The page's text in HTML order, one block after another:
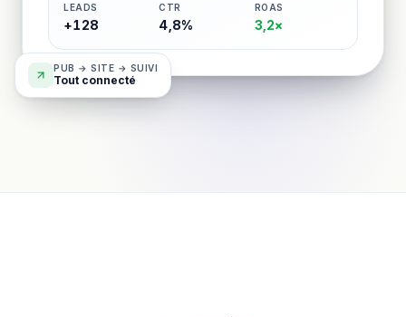
LEADS
+128
CTR
4,8%
ROAS
3,2×
PUB → SITE → SUIVI
Tout connecté